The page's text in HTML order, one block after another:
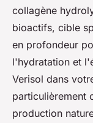
collagène
bioactifs, cible
en profondeur
l'hydratation et
Verisol dans
particulièrement
production